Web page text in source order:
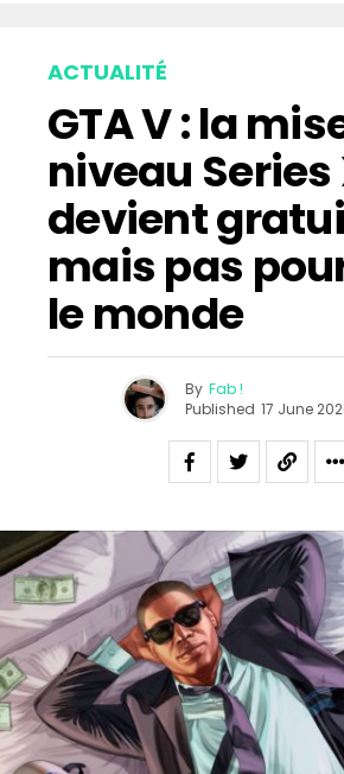
ACTUALITÉ
GTA V : la
niveau Series
devient
mais pas
le monde
By Fab !
Published 17 June